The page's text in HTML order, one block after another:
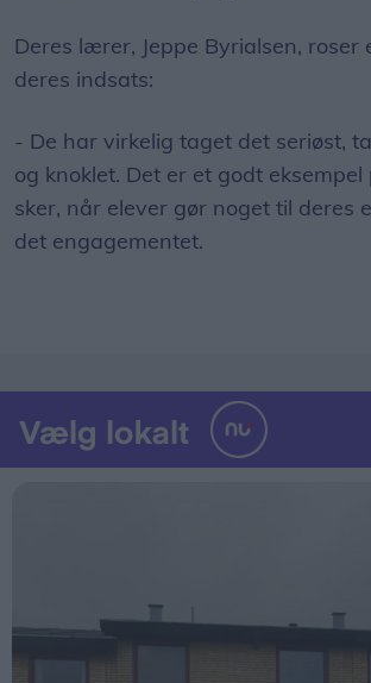
Deres lærer, Jeppe Byrialsen, roser
deres indsats:
- De har virkelig taget det seriøst,
og knoklet. Det er et godt
sker, når elever gør noget til deres
det engagementet.